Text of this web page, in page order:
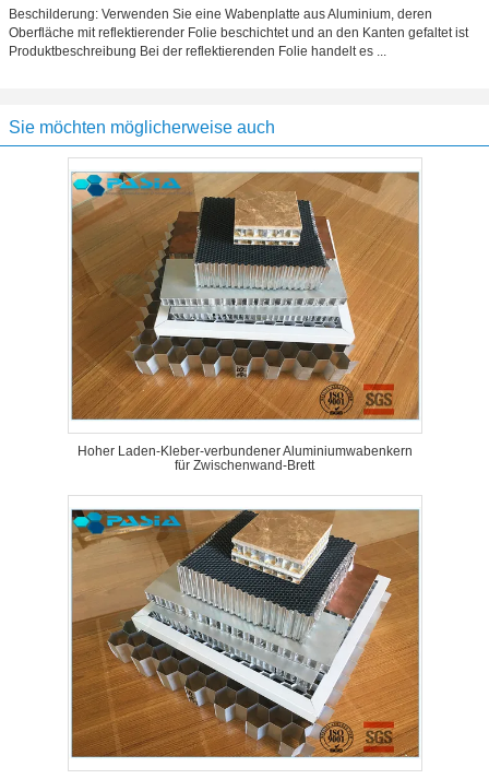
Beschilderung: Verwenden Sie eine Wabenplatte aus Aluminium, deren
Oberfläche mit reflektierender Folie beschichtet und an den Kanten gefaltet ist
Produktbeschreibung Bei der reflektierenden Folie handelt es ...
Sie möchten möglicherweise auch
Hoher Laden-Kleber-verbundener Aluminiumwabenkern
für Zwischenwand-Brett